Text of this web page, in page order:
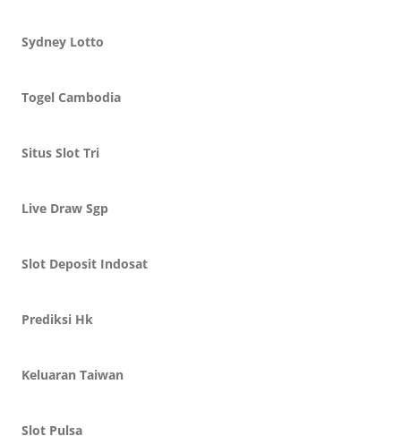
Sydney Lotto
Togel Cambodia
Situs Slot Tri
Live Draw Sgp
Slot Deposit Indosat
Prediksi Hk
Keluaran Taiwan
Slot Pulsa